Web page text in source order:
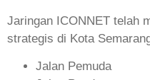
Jaringan ICONNET telah
strategis di Kota
Jalan Pemuda